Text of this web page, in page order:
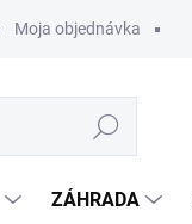
Moja objednávka
Hľadať
ZÁHRADA